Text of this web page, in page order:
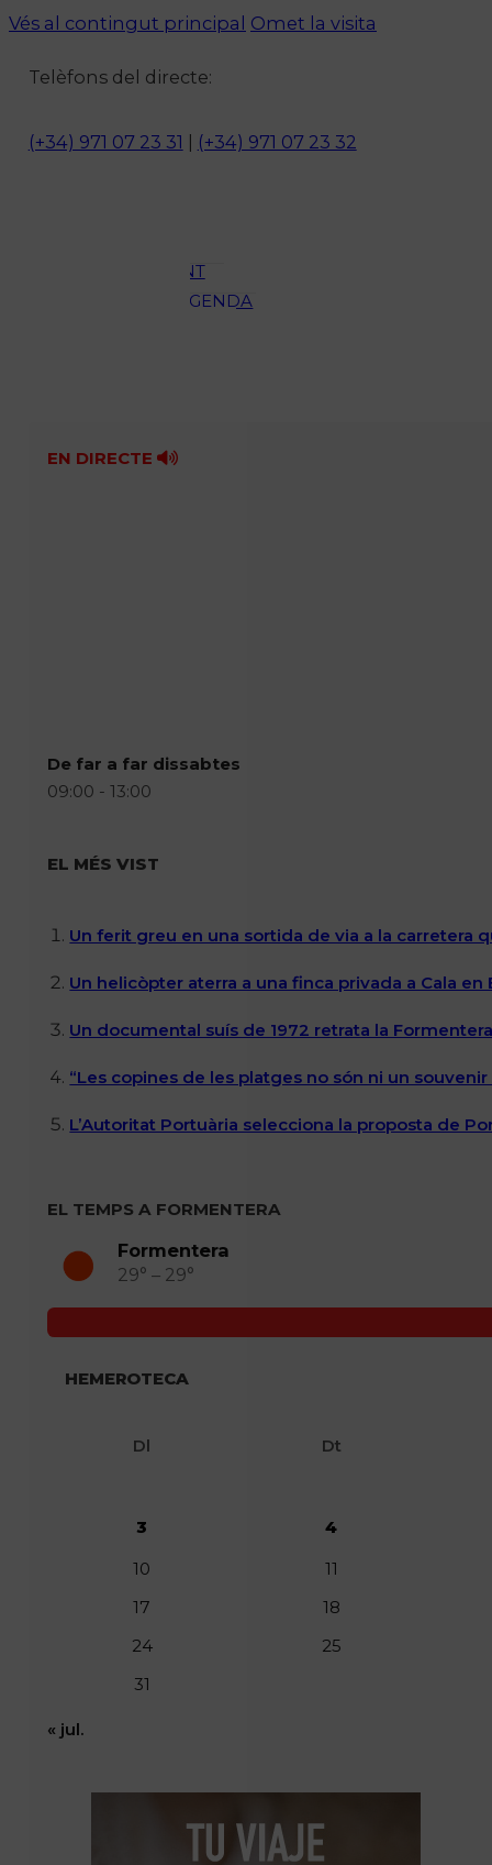
Vés al contingut principal Omet la visita
Telèfons del directe:
(+34) 971 07 23 31 (+34) 971 07 23 32
OCI
AMBIENT
AGENDA
Fes-te'n soci!
EN DIRECTE
De far a far dissabtes
09:00 - 13:00
EL MÉS VIST
Un ferit greu en una sortida de via a la carretera
Un helicòpter aterra a una finca privada a Cala
Un documental suís de 1972 retrata la
“Les copines de les platges no són ni un
L’Autoritat Portuària selecciona la proposta de
EL TEMPS A FORMENTERA
Formentera
29° – 29°
HEMEROTECA
Dl Dt
3
4
10
11
17
18
24
25
31
« jul.